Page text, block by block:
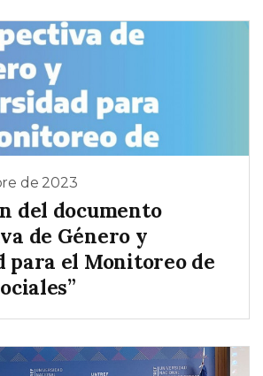
de 2023
del documento
de Género y
para el Monitoreo de